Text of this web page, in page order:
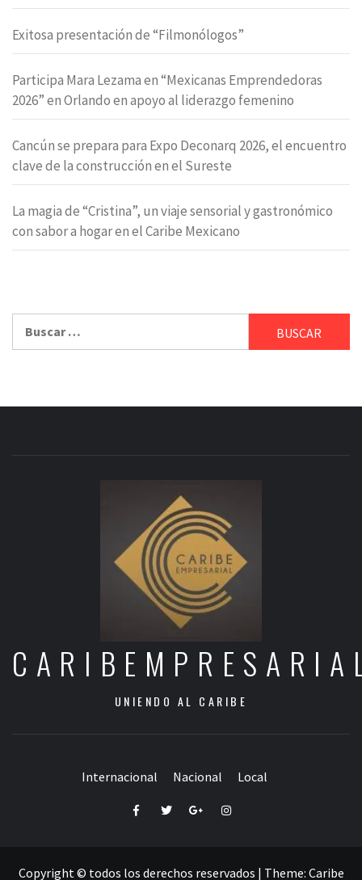
Exitosa presentación de “Filmonólogos”
Participa Mara Lezama en “Mexicanas Emprendedoras
2026” en Orlando en apoyo al liderazgo femenino
Cancún se prepara para Expo Deconarq 2026, el encuentro
clave de la construcción en el Sureste
La magia de “Cristina”, un viaje sensorial y gastronómico
con sabor a hogar en el Caribe Mexicano
UNIENDO AL CARIBE
Internacional Nacional Local
FacebookTwitterGoogle+Instagram
Copyright © todos los derechos reservados | Theme: Caribe